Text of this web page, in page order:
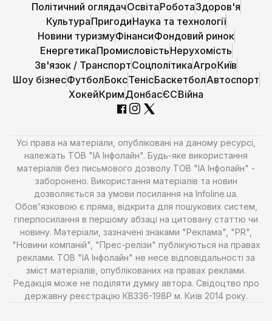
Політичний оглядачОсвітаРоботаЗдоров'я
КультураПригодиНаука та технології
Новини туризмуФінансиФондовий ринок
ЕнергетикаПромисловістьНерухомість
Зв'язок / ТранспортСоцполітикаАгроКиїв
Шоу бізнесФутболБоксТенісБаскетболАвтоспорт
ХокейКримДонбасЄСВійна
Усі права на матеріали, опубліковані на даному ресурсі,
належать ТОВ "ІА Інфолайн". Будь-яке використання
матеріалів без письмового дозволу ТОВ "ІА Інфолайн" -
заборонено. Використання матеріалів та новин
дозволяється за умови посилання на Infoline.ua.
Обов'язковою є пряма, відкрита для пошукових систем,
гіперпосилання в першому абзаці на цитовану статтю чи
новину. Матеріали, зазначені знаками "Реклама", "PR",
"Новини компаній", "Прес-релізи" публікуються на правах
реклами. ТОВ "ІА Інфолайн" не несе відповідальності за
зміст матеріалів, опублікованих на правах реклами.
Редакція може не поділяти думку автора. Свідоцтво про
державну реєстрацію КВ336-198Р м. Київ 2014 року.